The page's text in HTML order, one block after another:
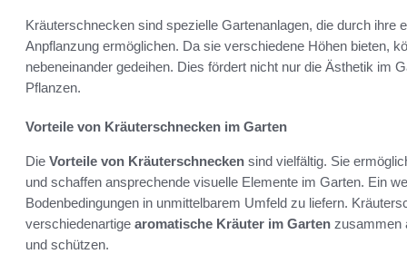
Kräuterschnecken sind spezielle Gartenanlagen, die durch ihre
Anpflanzung ermöglichen. Da sie verschiedene Höhen bieten,
nebeneinander gedeihen. Dies fördert nicht nur die Ästhetik im
Pflanzen.
Vorteile von Kräuterschnecken im Garten
Die Vorteile von Kräuterschnecken sind vielfältig. Sie
und schaffen ansprechende visuelle Elemente im Garten. Ein
Bodenbedingungen in unmittelbarem Umfeld zu liefern.
verschiedenartige aromatische Kräuter im Garten zusammen
und schützen.